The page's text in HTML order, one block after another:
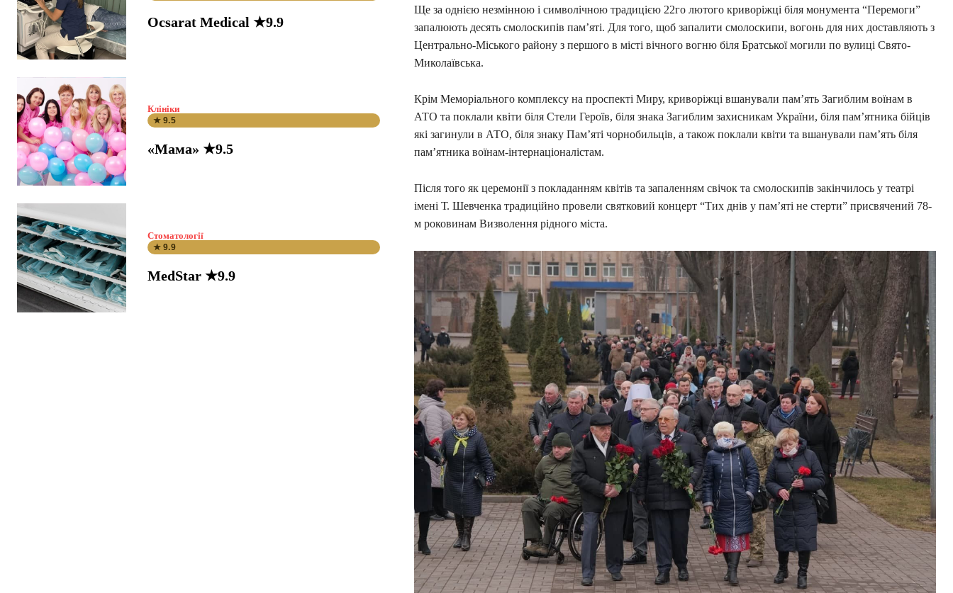
Ocsarat Medical ★9.9
Клініки
★ 9.5
«Мама» ★9.5
Стоматології
★ 9.9
MedStar ★9.9
Ще за однією незмінною і символічною традицією 22го лютого криворіжці біля монумента “Перемоги”
запалюють десять смолоскипів пам’яті. Для того, щоб запалити смолоскипи, вогонь для них доставляють з
Центрально-Міського району з першого в місті вічного вогню біля Братської могили по вулиці Свято-
Миколаївська.
Крім Меморіального комплексу на проспекті Миру, криворіжці вшанували пам’ять Загиблим воїнам в
АТО та поклали квіти біля Стели Героїв, біля знака Загиблим захисникам України, біля пам’ятника бійців
які загинули в АТО, біля знаку Пам’яті чорнобильців, а також поклали квіти та вшанували пам’ять біля
пам’ятника воїнам-інтернаціоналістам.
Після того як церемонії з покладанням квітів та запаленням свічок та смолоскипів закінчилось у театрі
імені Т. Шевченка традиційно провели святковий концерт “Тих днів у пам’яті не стерти” присвячений 78-
м роковинам Визволення рідного міста.